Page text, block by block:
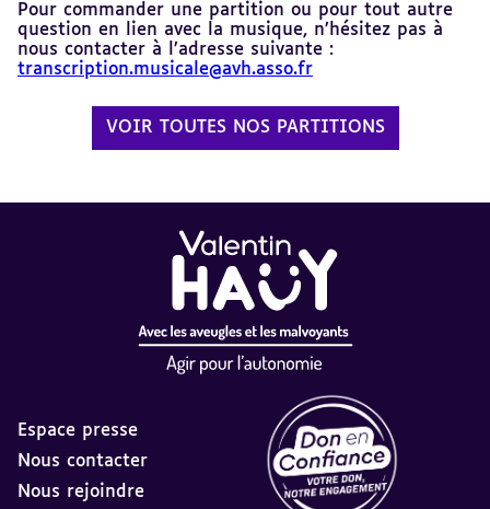
Pour commander une partition ou pour tout autre
question en lien avec la musique, n’hésitez pas à
nous contacter à l’adresse suivante :
transcription.musicale@avh.asso.fr
VOIR TOUTES NOS PARTITIONS
Espace presse
Nous contacter
Nous rejoindre